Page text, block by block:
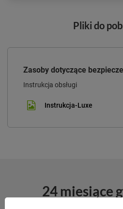
Pliki do
Zasoby dotyczące
Instrukcja obsługi
Instrukcja-Luxe
24 miesiące